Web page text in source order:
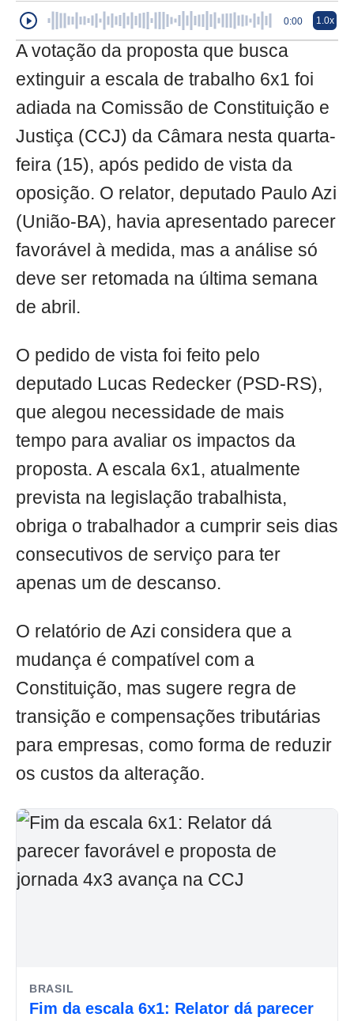
0:00 1.0x
A votação da proposta que busca
extinguir a escala de trabalho 6x1 foi
adiada na Comissão de Constituição e
Justiça (CCJ) da Câmara nesta quarta-
feira (15), após pedido de vista da
oposição. O relator, deputado Paulo Azi
(União-BA), havia apresentado parecer
favorável à medida, mas a análise só
deve ser retomada na última semana
de abril.
O pedido de vista foi feito pelo
deputado Lucas Redecker (PSD-RS),
que alegou necessidade de mais
tempo para avaliar os impactos da
proposta. A escala 6x1, atualmente
prevista na legislação trabalhista,
obriga o trabalhador a cumprir seis dias
consecutivos de serviço para ter
apenas um de descanso.
O relatório de Azi considera que a
mudança é compatível com a
Constituição, mas sugere regra de
transição e compensações tributárias
para empresas, como forma de reduzir
os custos da alteração.
BRASIL
Fim da escala 6x1: Relator dá parecer